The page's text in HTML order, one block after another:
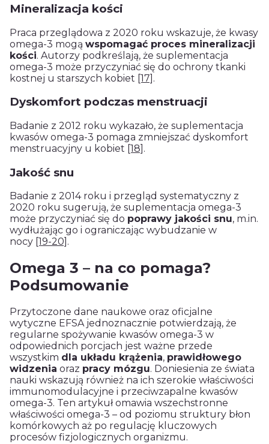
Mineralizacja kości
Praca przeglądowa z 2020 roku wskazuje, że kwasy
omega-3 mogą wspomagać proces mineralizacji
kości. Autorzy podkreślają, że suplementacja
omega-3 może przyczyniać się do ochrony tkanki
kostnej u starszych kobiet [17] .
Dyskomfort podczas menstruacji
Badanie z 2012 roku wykazało, że suplementacja
kwasów omega-3 pomaga zmniejszać dyskomfort
menstruacyjny u kobiet [18] .
Jakość snu
Badanie z 2014 roku i przegląd systematyczny z
2020 roku sugerują, że suplementacja omega-3
może przyczyniać się do poprawy jakości snu, m.in.
wydłużając go i ograniczając wybudzanie w
nocy [19-20] .
Omega 3 – na co pomaga?
Podsumowanie
Przytoczone dane naukowe oraz oficjalne
wytyczne EFSA jednoznacznie potwierdzają, że
regularne spożywanie kwasów omega-3 w
odpowiednich porcjach jest ważne przede
wszystkim dla układu krążenia, prawidłowego
widzenia oraz pracy mózgu. Doniesienia ze świata
nauki wskazują również na ich szerokie właściwości
immunomodulacyjne i przeciwzapalne kwasów
omega-3. Ten artykuł omawia wszechstronne
właściwości omega-3 – od poziomu struktury błon
komórkowych aż po regulację kluczowych
procesów fizjologicznych organizmu.